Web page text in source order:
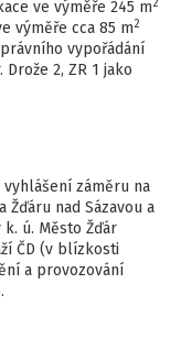
ve výměře 245 m
výměře cca 85 m2
vypořádání
2, ZR 1 jako
záměru na
nad Sázavou a
k. ú. Město Žďár
ČD (v blízkosti
a provozování